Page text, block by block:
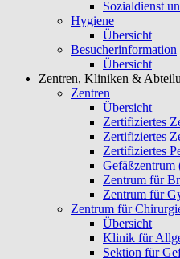
Sozialdienst
Hygiene
Übersicht
Besucherinformation
Übersicht
Zentren, Kliniken &
Zentren
Übersicht
Zertifiziertes
Zertifiziertes
Zertifiziertes
Zentrum für
Zentrum für
Zentrum für
Übersicht
Klinik für
Sektion für